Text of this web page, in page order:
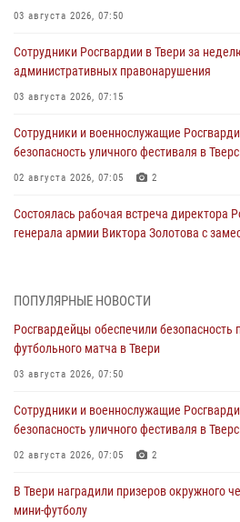
03 августа 2026, 07:50
Сотрудники Росгвардии в Твери за
административных правонарушения
03 августа 2026, 07:15
Сотрудники и военнослужащие
безопасность уличного фестиваля в
02 августа 2026, 07:05 2
Состоялась рабочая встреча директора
генерала армии Виктора Золотова с
31 июля 2026, 05:42 4
Росгвардейцы в Твери приняли участие
Дню Крещения Руси
28 июля 2026, 11:30
Сотрудники вневедомственной охраны
пресекли 20 правонарушений за неделю в
27 июля 2026, 08:29
В Твери наградили призеров окружного
мини-футболу
ПОПУЛЯРНЫЕ НОВОСТИ
Росгвардейцы обеспечили безопасность
футбольного матча в Твери
03 августа 2026, 07:50
Сотрудники и военнослужащие
безопасность уличного фестиваля в
02 августа 2026, 07:05 2
В Твери наградили призеров окружного
мини-футболу